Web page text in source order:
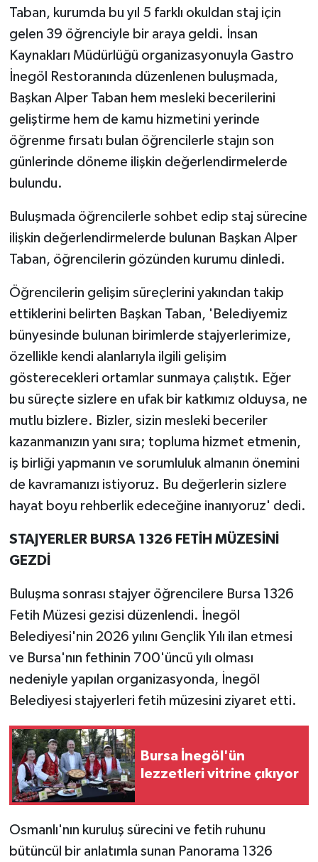
Taban, kurumda bu yıl 5 farklı okuldan staj için
gelen 39 öğrenciyle bir araya geldi. İnsan
Kaynakları Müdürlüğü organizasyonuyla Gastro
İnegöl Restoranında düzenlenen buluşmada,
Başkan Alper Taban hem mesleki becerilerini
geliştirme hem de kamu hizmetini yerinde
öğrenme fırsatı bulan öğrencilerle stajın son
günlerinde döneme ilişkin değerlendirmelerde
bulundu.
Buluşmada öğrencilerle sohbet edip staj sürecine
ilişkin değerlendirmelerde bulunan Başkan Alper
Taban, öğrencilerin gözünden kurumu dinledi.
Öğrencilerin gelişim süreçlerini yakından takip
ettiklerini belirten Başkan Taban, 'Belediyemiz
bünyesinde bulunan birimlerde stajyerlerimize,
özellikle kendi alanlarıyla ilgili gelişim
gösterecekleri ortamlar sunmaya çalıştık. Eğer
bu süreçte sizlere en ufak bir katkımız olduysa, ne
mutlu bizlere. Bizler, sizin mesleki beceriler
kazanmanızın yanı sıra; topluma hizmet etmenin,
iş birliği yapmanın ve sorumluluk almanın önemini
de kavramanızı istiyoruz. Bu değerlerin sizlere
hayat boyu rehberlik edeceğine inanıyoruz' dedi.
STAJYERLER BURSA 1326 FETİH MÜZESİNİ
GEZDİ
Buluşma sonrası stajyer öğrencilere Bursa 1326
Fetih Müzesi gezisi düzenlendi. İnegöl
Belediyesi'nin 2026 yılını Gençlik Yılı ilan etmesi
ve Bursa'nın fethinin 700'üncü yılı olması
nedeniyle yapılan organizasyonda, İnegöl
Belediyesi stajyerleri fetih müzesini ziyaret etti.
Bursa İnegöl'ün
lezzetleri vitrine çıkıyor
Osmanlı'nın kuruluş sürecini ve fetih ruhunu
bütüncül bir anlatımla sunan Panorama 1326